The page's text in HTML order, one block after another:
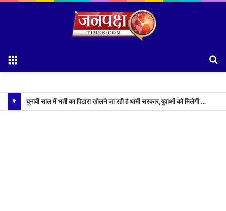
चुनावी साल में भर्ती का पिटारा खोलने जा रही है धामी सरकार,युवाओं को मिलेगी 34 हजार रिकॉर्ड भर्तियों की सौगात